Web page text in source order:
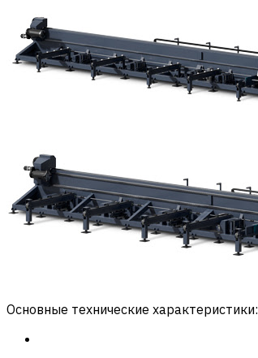
Основные технические характеристики: